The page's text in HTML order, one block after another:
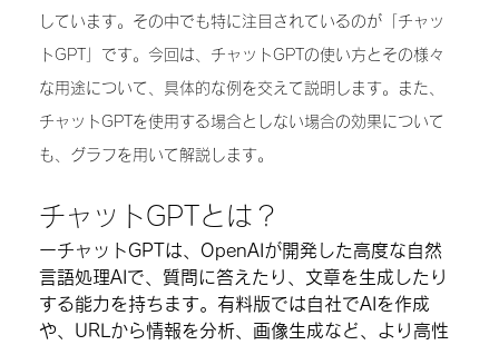
しています。その中でも特に注目されているのが「チャッ
トGPT」です。今回は、チャットGPTの使い方とその様々
な用途について、具体的な例を交えて説明します。また、
チャットGPTを使用する場合としない場合の効果について
も、グラフを用いて解説します。
チャットGPTとは？
ーチャットGPTは、OpenAIが開発した高度な自然
言語処理AIで、質問に答えたり、文章を生成したり
する能力を持ちます。有料版では自社でAIを作成
や、URLから情報を分析、画像生成など、より高性